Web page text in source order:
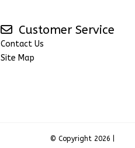
Customer Service
Contact Us
Site Map
© Copyright 2026 |